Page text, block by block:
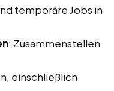
temporäre Jobs in
: Zusammenstellen
einschließlich